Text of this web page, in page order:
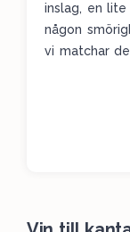
inslag, en
någon
vi matchar
älskar